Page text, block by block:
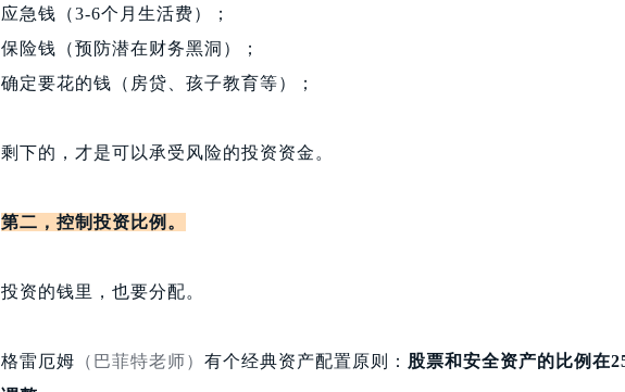
应急钱（3-6个月生活费）；
保险钱（预防潜在财务黑洞）；
确定要花的钱（房贷、孩子教育等）；
剩下的，才是可以承受风险的投资资金。
第二，控制投资比例。
投资的钱里，也要分配。
格雷厄姆 （巴菲特老师） 有个经典资产配置原则： 股票和安全资产的比例在